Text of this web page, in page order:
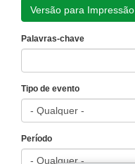
Versão para Impressão
Palavras-chave
Tipo de evento
Período